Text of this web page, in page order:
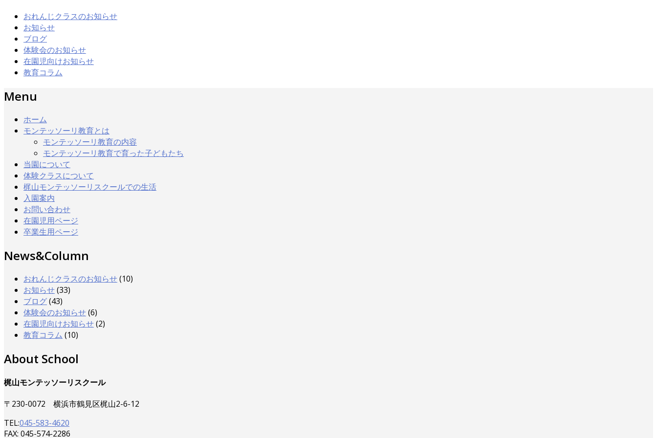
おれんじクラスのお知らせ
お知らせ
ブログ
体験会のお知らせ
在園児向けお知らせ
教育コラム
Menu
ホーム
モンテッソーリ教育とは
モンテッソーリ教育の内容
モンテッソーリ教育で育った子どもたち
当園について
体験クラスについて
梶山モンテッソーリスクールでの生活
入園案内
お問い合わせ
在園児用ページ
卒業生用ページ
News&Column
おれんじクラスのお知らせ(10)
お知らせ(33)
ブログ(43)
体験会のお知らせ(6)
在園児向けお知らせ(2)
教育コラム (10)
About School
梶山モンテッソーリスクール
〒230-0072 横浜市鶴見区梶山2-6-12
TEL:045-583-4620
FAX: 045-574-2286